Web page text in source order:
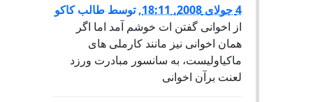
4 جولای 2008, 18:11 ,توسط طالب کاکو
از اخوانی گفتن ات خوشم آمد اما اگر
همان اخوانی نیز مانند کارملی های
ماکیاولیست، به سانسور مبادرت ورزد
لعنت برآن اخوانی